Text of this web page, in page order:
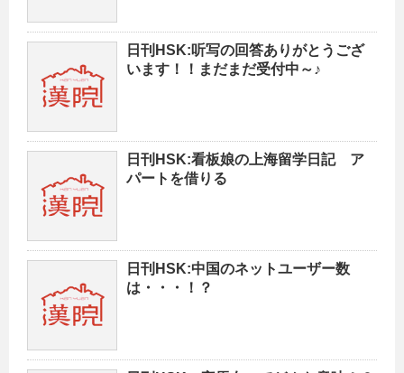
日刊HSK:听写の回答ありがとうござ
います！！まだまだ受付中～♪
日刊HSK:看板娘の上海留学日記 ア
パートを借りる
日刊HSK:中国のネットユーザー数
は・・・！？